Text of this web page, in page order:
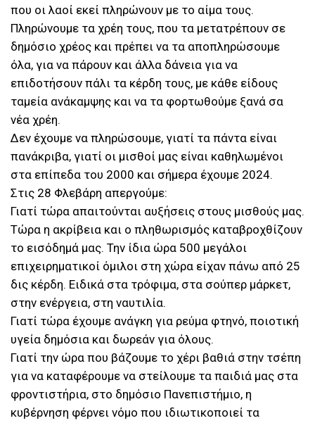
που οι λαοί εκεί πληρώνουν με το αίμα τους.
Πληρώνουμε τα χρέη τους, που τα μετατρέπουν σε
δημόσιο χρέος και πρέπει να τα αποπληρώσουμε
όλα, για να πάρουν και άλλα δάνεια για να
επιδοτήσουν πάλι τα κέρδη τους, με κάθε είδους
ταμεία ανάκαμψης και να τα φορτωθούμε ξανά σα
νέα χρέη.
Δεν έχουμε να πληρώσουμε, γιατί τα πάντα είναι
πανάκριβα, γιατί οι μισθοί μας είναι καθηλωμένοι
στα επίπεδα του 2000 και σήμερα έχουμε 2024.
Στις 28 Φλεβάρη απεργούμε:
Γιατί τώρα απαιτούνται αυξήσεις στους μισθούς μας.
Τώρα η ακρίβεια και ο πληθωρισμός καταβροχθίζουν
το εισόδημά μας. Την ίδια ώρα 500 μεγάλοι
επιχειρηματικοί όμιλοι στη χώρα είχαν πάνω από 25
δις κέρδη. Ειδικά στα τρόφιμα, στα σούπερ μάρκετ,
στην ενέργεια, στη ναυτιλία.
Γιατί τώρα έχουμε ανάγκη για ρεύμα φτηνό, ποιοτική
υγεία δημόσια και δωρεάν για όλους.
Γιατί την ώρα που βάζουμε το χέρι βαθιά στην τσέπη
για να καταφέρουμε να στείλουμε τα παιδιά μας στα
φροντιστήρια, στο δημόσιο Πανεπιστήμιο, η
κυβέρνηση φέρνει νόμο που ιδιωτικοποιεί τα